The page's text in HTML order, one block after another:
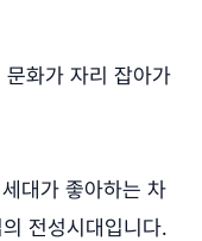
화가 자리 잡아가
대가 좋아하는 차
전성시대입니다.